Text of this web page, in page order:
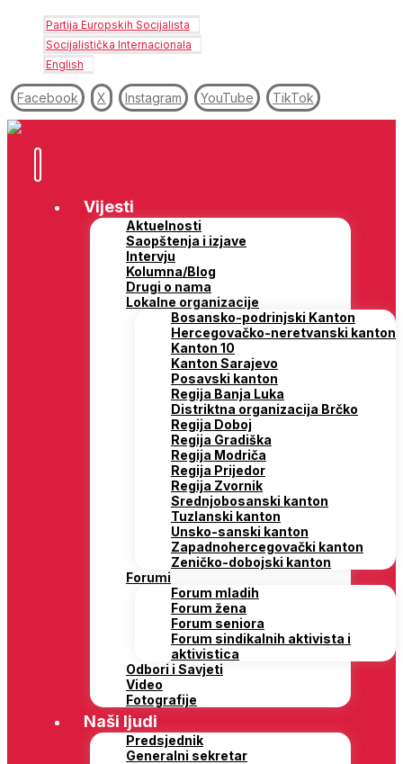
Partija Europskih Socijalista
Socijalistička Internacionala
English
Facebook X Instagram YouTube TikTok
Vijesti
Aktuelnosti
Saopštenja i izjave
Intervju
Kolumna/Blog
Drugi o nama
Lokalne organizacije
Bosansko-podrinjski Kanton
Hercegovačko-neretvanski kanton
Kanton 10
Kanton Sarajevo
Posavski kanton
Regija Banja Luka
Distriktna organizacija Brčko
Regija Doboj
Regija Gradiška
Regija Modriča
Regija Prijedor
Regija Zvornik
Srednjobosanski kanton
Tuzlanski kanton
Unsko-sanski kanton
Zapadnohercegovački kanton
Zeničko-dobojski kanton
Forumi
Forum mladih
Forum žena
Forum seniora
Forum sindikalnih aktivista i
aktivistica
Odbori i Savjeti
Video
Fotografije
Naši ljudi
Predsjednik
Generalni sekretar